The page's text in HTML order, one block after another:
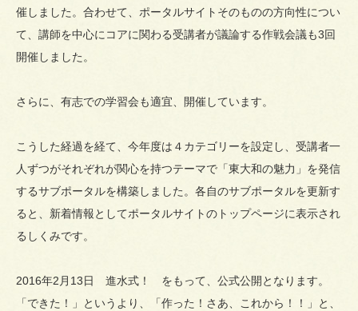
催しました。合わせて、ポータルサイトそのものの方向性につい
て、講師を中心にコアに関わる受講者が議論する作戦会議も3回
開催しました。
さらに、有志での学習会も適宜、開催しています。
こうした経過を経て、今年度は４カテゴリーを設定し、受講者一
人ずつがそれぞれが関心を持つテーマで「東大和の魅力」を発信
するサブポータルを構築しました。各自のサブポータルを更新す
ると、新着情報としてポータルサイトのトップページに表示され
るしくみです。
2016年2月13日 進水式！ をもって、公式公開となります。
「できた！」というより、「作った！さあ、これから！！」と、